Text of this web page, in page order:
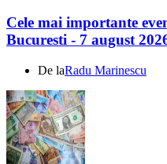
Cele mai importante
Bucuresti - 7 august
De laRadu Marinescu